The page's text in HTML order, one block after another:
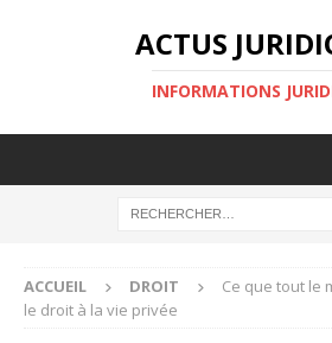
ACTUS
INFORMATIONS
ACCUEIL DROIT
Ce que tout le
le droit à la vie privée